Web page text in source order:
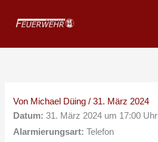
Inhalt
Von Michael Düing/31. März 2024
Datum: 31. März 2024 um 17:00 Uhr
Alarmierungsart: Telefon